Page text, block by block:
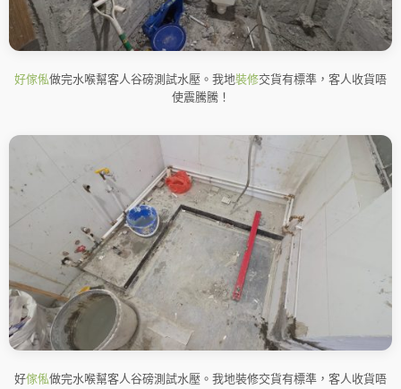
好傢俬做完水喉幫客人谷磅測試水壓。我地裝修交貨有標準，客人收貨唔
使震騰騰！
好傢俬做完水喉幫客人谷磅測試水壓。我地裝修交貨有標準，客人收貨唔